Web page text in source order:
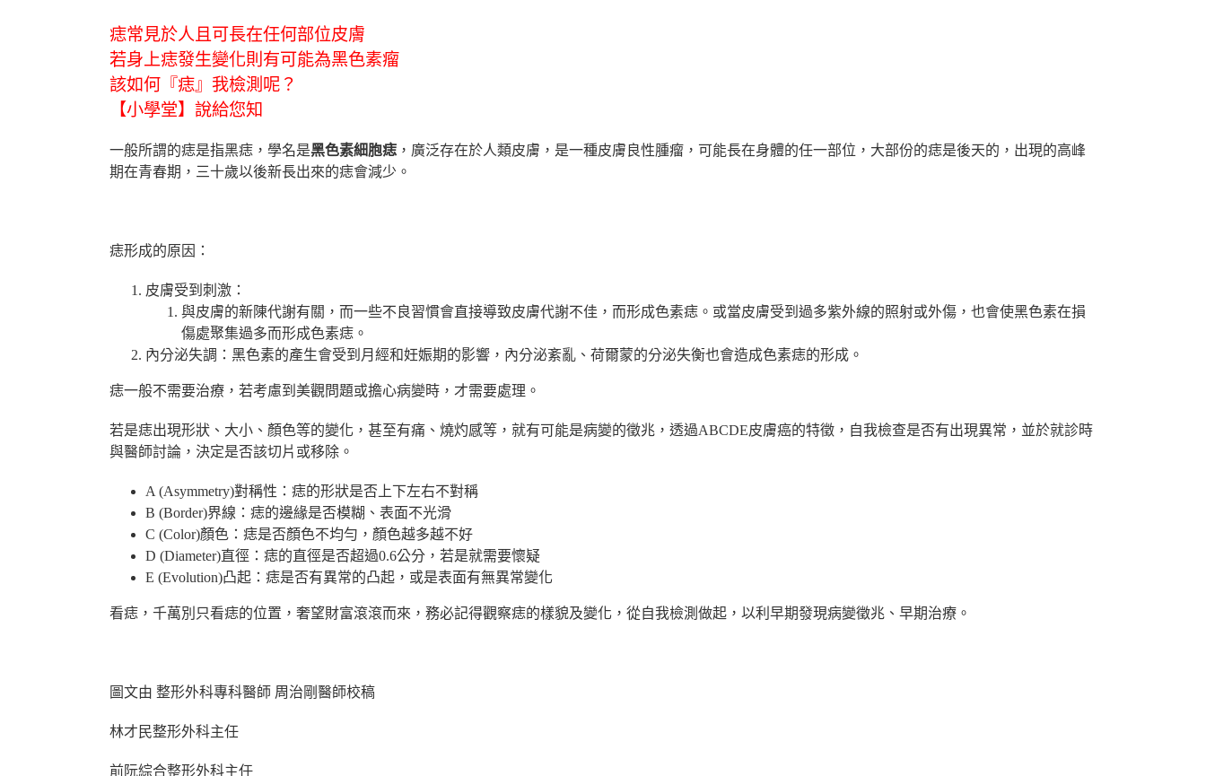
痣常見於人且可長在任何部位皮膚
若身上痣發生變化則有可能為黑色素瘤
該如何『痣』我檢測呢？
【小學堂】說給您知
一般所謂的痣是指黑痣，學名是黑色素細胞痣 ，廣泛存在於人類皮膚，是一種皮膚良性腫瘤，可能長在身體的任一部位，大部份的痣是後天的，出現的高峰
期在青春期，三十歲以後新長出來的痣會減少。
痣形成的原因：
皮膚受到刺激：
與皮膚的新陳代謝有關，而一些不良習慣會直接導致皮膚代謝不佳，而形成色素痣。或當皮膚受到過多紫外線的照射或外傷，也會使黑色素在損
傷處聚集過多而形成色素痣。
內分泌失調：黑色素的產生會受到月經和妊娠期的影響，內分泌紊亂、荷爾蒙的分泌失衡也會造成色素痣的形成。
痣一般不需要治療，若考慮到美觀問題或擔心病變時，才需要處理。
若是痣出現形狀、大小、顏色等的變化，甚至有痛、燒灼感等，就有可能是病變的徵兆，透過ABCDE皮膚癌的特徵，自我檢查是否有出現異常，並於就診時
與醫師討論，決定是否該切片或移除。
A (Asymmetry)對稱性：痣的形狀是否上下左右不對稱
B (Border)界線：痣的邊緣是否模糊、表面不光滑
C (Color)顏色：痣是否顏色不均勻，顏色越多越不好
D (Diameter)直徑：痣的直徑是否超過0.6公分，若是就需要懷疑
E (Evolution)凸起：痣是否有異常的凸起，或是表面有無異常變化
看痣，千萬別只看痣的位置，奢望財富滾滾而來，務必記得觀察痣的樣貌及變化，從自我檢測做起，以利早期發現病變徵兆、早期治療。
圖文由 整形外科專科醫師 周治剛醫師校稿
林才民整形外科主任
前阮綜合整形外科主任